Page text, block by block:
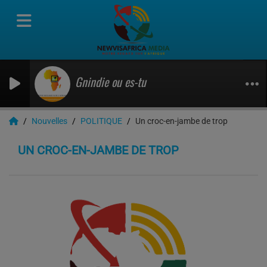
Gnindie ou es-tu
Nouvelles POLITIQUE Un croc-en-jambe de trop
UN CROC-EN-JAMBE DE TROP